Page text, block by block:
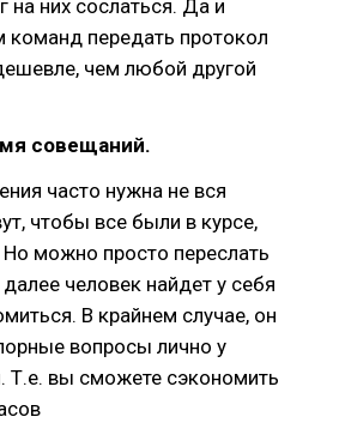
на них сослаться. Да и
команд передать протокол
чем любой другой
совещаний.
часто нужна не вся
чтобы все были в курсе,
можно просто переслать
человек найдет у себя
В крайнем случае, он
вопросы лично у
Т.е. вы сможете сэкономить